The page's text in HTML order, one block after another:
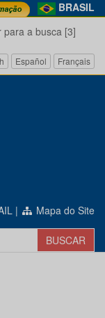
BRASIL
para a busca [3]
Español Français
| Mapa do Site